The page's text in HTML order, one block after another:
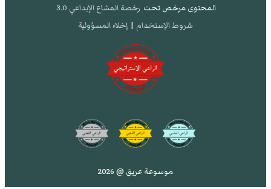
المحتوى مرخص تحت رخصة المشاع الإبداعي 3.0
شروط الإستخدام | إخلاء المسؤولية
موسوعة عريق @ 2026